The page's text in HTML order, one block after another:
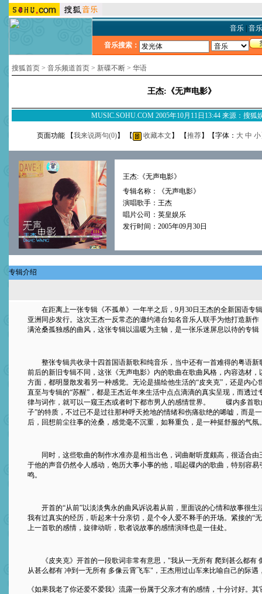
音乐| 音
音乐搜索：
搜狐首页 > 音乐频道首页 > 新碟不断 > 华语
王杰:《无声电影》
MUSIC.SOHU.COM 2005年10月11日13:44 来源：搜狐
页面功能 【我来说两句(0)】 【 收藏本文 】 【推荐】【字体： 大 中 小
王杰:《无声电影》
专辑名称：《无声电影》
演唱歌手：王杰
唱片公司：英皇娱乐
发行时间：2005年09月30日
专辑介绍
在距离上一张专辑《不孤单》一年半之后，9月30日王杰的全新国语专
亚洲同步发行。这次王杰一反常态的邀约港台知名音乐人联手为他打造新作
满沧桑孤独感的曲风，这张专辑以温暖为主轴，是一张乐迷屏息以待的专辑
整张专辑共收录十四首国语新歌和纯音乐，当中还有一首难得的粤语新
前后的新旧专辑不同，这张《无声电影》内的歌曲在歌曲风格，内容选材，
方面，都明显散发着另一种感觉。无论是描绘他生活的“皮夹克”，还是内心
直至与专辑的“苏醒”，都是王杰近年来生活中点点滴滴的真实呈现，而透过
律与词作，就可以一窥王杰或者时下都市男人的感情世界。 碟内多首歌
子”的特质，不过已不是过往那种呼天抢地的情绪和伤痛欲绝的唏嘘，而是
后，回想前尘往事的沧桑，感觉毫不沉重，如释重负，是一种挺舒服的气氛
同时，这些歌曲的制作水准亦是相当出色，词曲耐听度颇高，很适合由
于他的声音仍然令人感动，饱历大事小事的他，唱起碟内的歌曲，特别容易
鸣。
开首的“从前”以淡淡隽永的曲风诉说着从前，里面说的心情和故事很生
我有过真实的经历，听起来十分亲切，是个令人爱不释手的开场。紧接的“
上一首歌的感情，旋律动听，歌者说故事的感情演绎也是一佳处。
《皮夹克》开首的一段歌词非常有意思，"我从一无所有 爬到甚么都有
从甚么都有 冲到一无所有 多像云霄飞车"，王杰用过山车来比喻自己的际遇
《如果我老了你还爱不爱我》流露一份属于父亲才有的感情，十分讨好。其